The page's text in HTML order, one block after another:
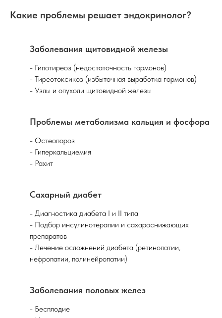
Какие проблемы решает эндокринолог?
Заболевания щитовидной железы
- Гипотиреоз (недостаточность гормонов)
- Тиреотоксикоз (избыточная выработка гормонов)
- Узлы и опухоли щитовидной железы
Проблемы метаболизма кальция и фосфора
- Остеопороз
- Гиперкальциемия
- Рахит
Сахарный диабет
- Диагностика диабета I и II типа
- Подбор инсулинотерапии и сахароснижающих
препаратов
- Лечение осложнений диабета (ретинопатии,
нефропатии, полинейропатии)
Заболевания половых желез
- Бесплодие